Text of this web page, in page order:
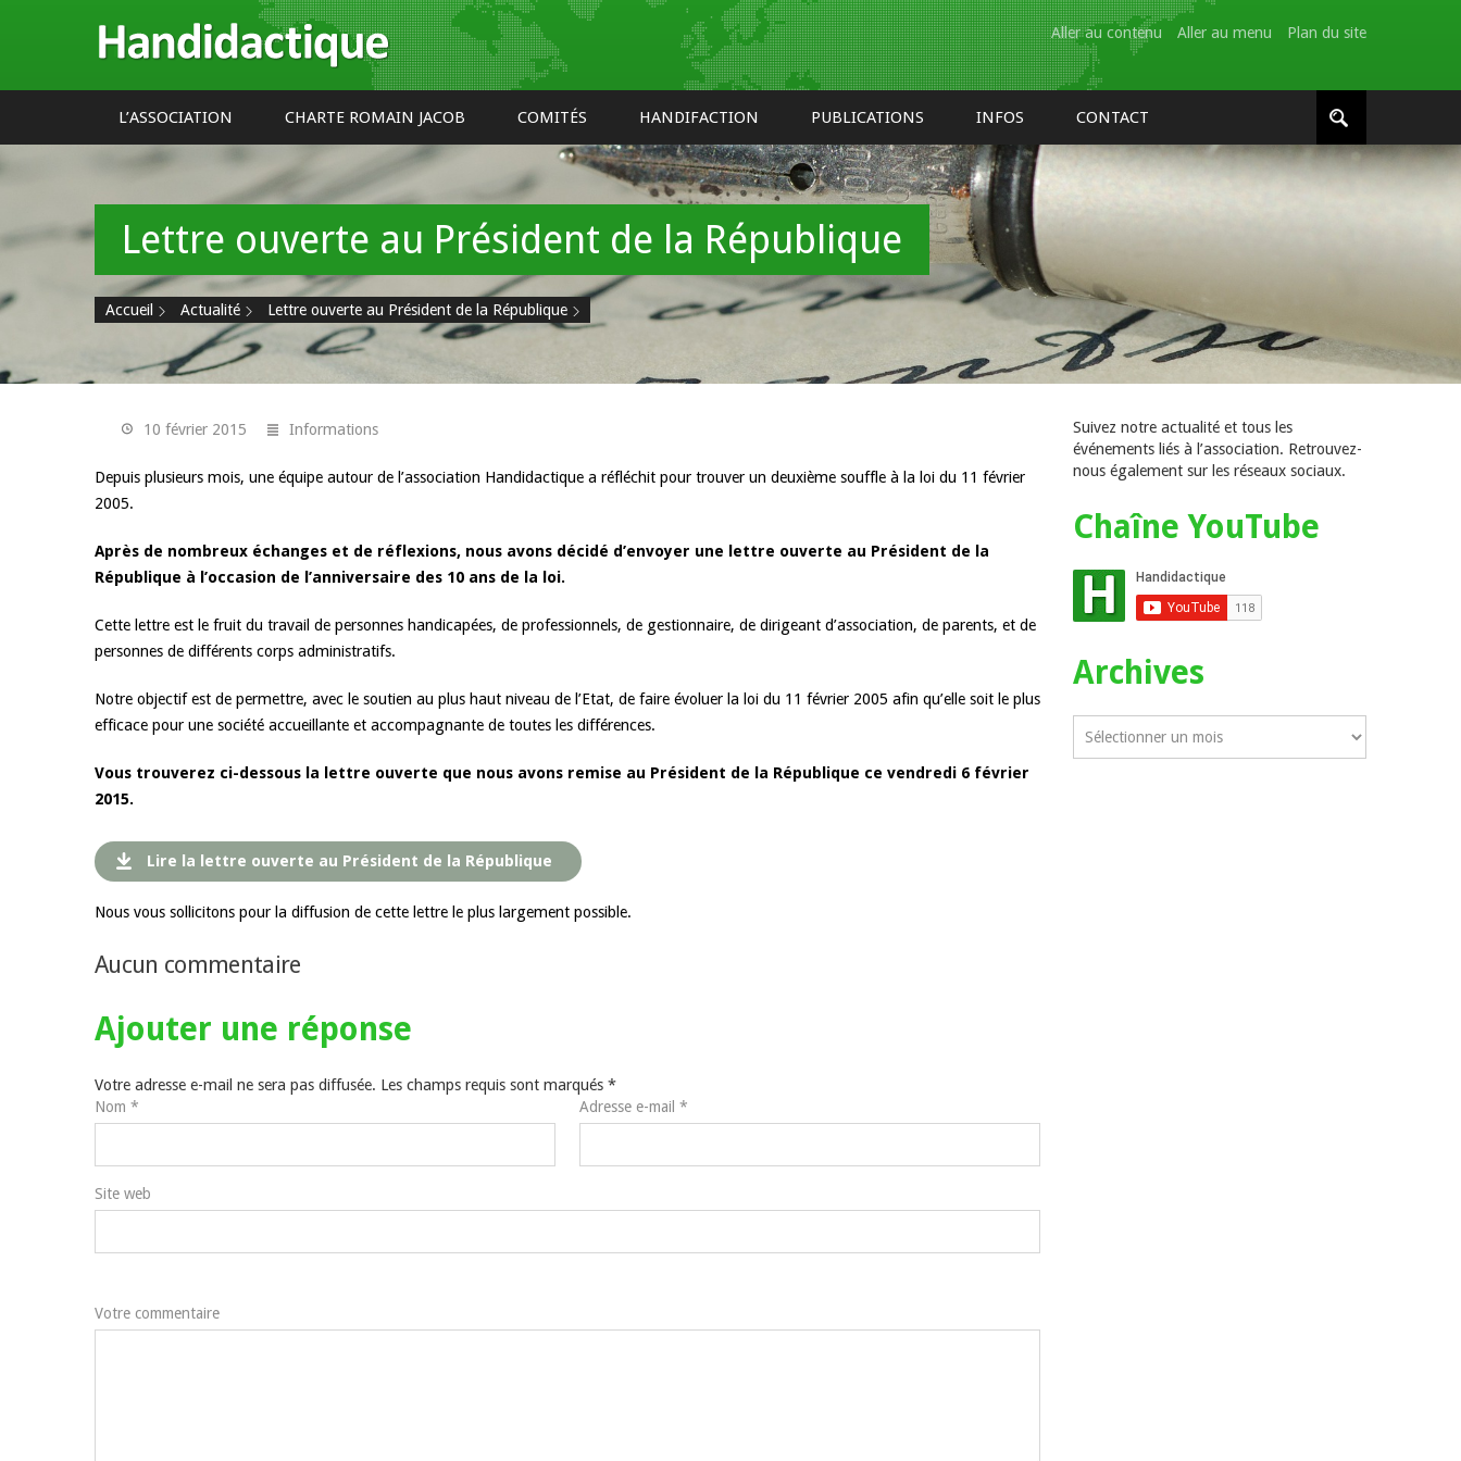
Handidactique Aller au contenu Aller au menu Plan du site
L’ASSOCIATION CHARTE ROMAIN JACOB COMITÉS HANDIFACTION PUBLICATIONS INFOS CONTACT
Lettre ouverte au Président de la République
Accueil Actualité Lettre ouverte au Président de la République
10 février 2015 Informations
Depuis plusieurs mois, une équipe autour de l’association Handidactique a réfléchit pour trouver un deuxième souffle à la loi du 11 février
2005.
Après de nombreux échanges et de réflexions, nous avons décidé d’envoyer une lettre ouverte au Président de la
République à l’occasion de l’anniversaire des 10 ans de la loi.
Cette lettre est le fruit du travail de personnes handicapées, de professionnels, de gestionnaire, de dirigeant d’association, de parents, et de
personnes de différents corps administratifs.
Notre objectif est de permettre, avec le soutien au plus haut niveau de l’Etat, de faire évoluer la loi du 11 février 2005 afin qu’elle soit le plus
efficace pour une société accueillante et accompagnante de toutes les différences.
Vous trouverez ci-dessous la lettre ouverte que nous avons remise au Président de la République ce vendredi 6 février
2015.
Lire la lettre ouverte au Président de la République
Nous vous sollicitons pour la diffusion de cette lettre le plus largement possible.
Aucun commentaire
Ajouter une réponse
Votre adresse e-mail ne sera pas diffusée. Les champs requis sont marqués *
Nom * Adresse e-mail*
Site web
Votre commentaire
Suivez notre actualité et tous les
événements liés à l’association. Retrouvez-
nous également sur les réseaux sociaux.
Chaîne YouTube
Archives